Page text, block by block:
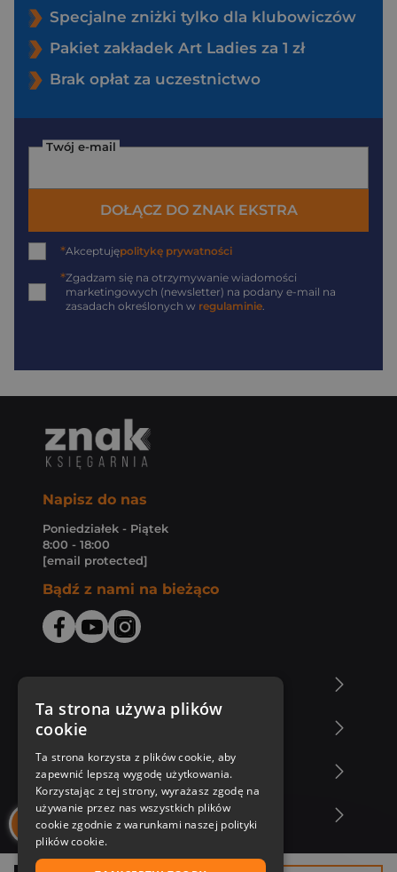
Specjalne zniżki tylko dla klubowiczów
Pakiet zakładek Art Ladies za 1 zł
Brak opłat za uczestnictwo
Twój e-mail
DOŁĄCZ DO ZNAK EKSTRA
*Akceptujępolitykę prywatności
*Zgadzam się na otrzymywanie wiadomości
marketingowych (newsletter) na podany e-mail na
zasadach określonych w regulaminie.
Napisz do nas
Poniedziałek - Piątek
8:00 - 18:00
[email protected]
Bądź z nami na bieżąco
Zakupy u nas
Nasza oferta
Nasi autorzy
Ta strona używa plików
cookie
Ta strona korzysta z plików cookie, aby
zapewnić lepszą wygodę użytkowania.
Korzystając z tej strony, wyrażasz zgodę na
używanie przez nas wszystkich plików
cookie zgodnie z warunkami naszej polityki
plików cookie.